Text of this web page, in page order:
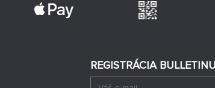
REGISTRÁCIA BULLETINU